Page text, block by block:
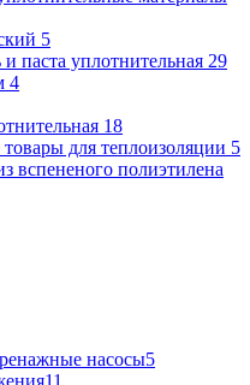
5
паста уплотнительная 29
4
18
для теплоизоляции 5
вспененого полиэтилена
насосы5